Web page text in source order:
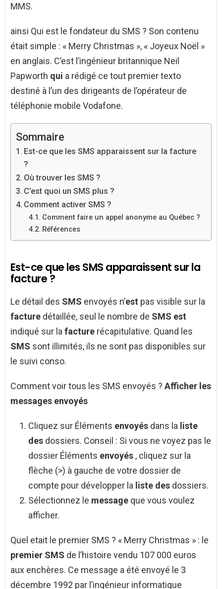
MMS.
ainsi Qui est le fondateur du SMS ? Son contenu
était simple : « Merry Christmas », « Joyeux Noël »
en anglais. C’est l’ingénieur britannique Neil
Papworth qui a rédigé ce tout premier texto
destiné à l’un des dirigeants de l’opérateur de
téléphonie mobile Vodafone.
Sommaire
Est-ce que les SMS apparaissent sur la facture
?
Où trouver les SMS ?
C’est quoi un SMS plus ?
Comment activer SMS ?
Comment faire un appel anonyme au Québec ?
Références
Est-ce que les SMS apparaissent sur la
facture ?
Le détail des SMS envoyés n’est pas visible sur la
facture détaillée, seul le nombre de SMS est
indiqué sur la facture récapitulative. Quand les
SMS sont illimités, ils ne sont pas disponibles sur
le suivi conso.
Comment voir tous les SMS envoyés ? Afficher les
messages envoyés
Cliquez sur Éléments envoyés dans la liste
des dossiers. Conseil : Si vous ne voyez pas le
dossier Éléments envoyés , cliquez sur la
flèche (>) à gauche de votre dossier de
compte pour développer la liste des dossiers.
Sélectionnez le message que vous voulez
afficher.
Quel etait le premier SMS ? « Merry Christmas » : le
premier SMS de l’histoire vendu 107 000 euros
aux enchères. Ce message a été envoyé le 3
décembre 1992 par l’ingénieur informatique